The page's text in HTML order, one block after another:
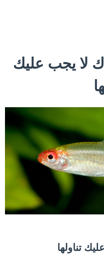
لا يجب عليك
تناولها